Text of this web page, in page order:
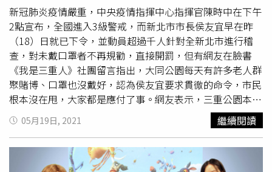
新冠肺炎疫情嚴重，中央疫情指揮中心指揮官陳時中在下午
2點宣布，全國進入3級警戒，而新北市市長侯友宜早在昨
（18）日就已下令，並動員超過千人針對全新北市進行稽
查，對未戴口罩者不再規勸，直接開罰，但有網友在臉書
《我是三重人》社團留言指出，大同公園每天有許多老人群
聚賭博、口罩也沒戴好，認為侯友宜要求貫徹的命令，市民
根本沒在甩，大家都是應付了事。網友表示，三重公園本來
就有不少老人會群聚聊天，有時候也會玩
四色牌、下棋等，
但最近疫情嚴重，有些老人家還是未戴口罩、有些則是沒正
確戴上，僅掛在下巴，完全忽略防疫規範。有不少網友隨即
到侯友宜臉書專頁陳情表示，要市府拿出魄力行使公權力，
05月19日, 2021 繼續閱讀